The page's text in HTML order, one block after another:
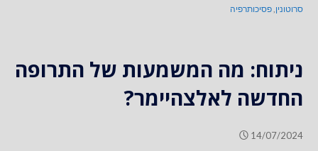
סרוטונין,פסיכותרפיה
ניתוח: מה המשמעות של התרופה
החדשה לאלצהיימר?
14/07/2024